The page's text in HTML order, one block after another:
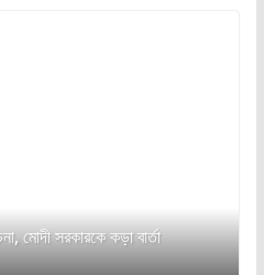
মোদী সরকারকে কড়া বার্তা